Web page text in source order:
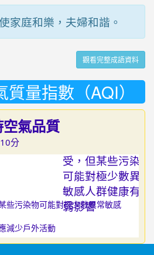
家庭和樂，夫婦和諧。
觀看完整成語資料
量指數（AQI）
氣品質
分
些污染物可能對極少數異常敏感
減少戶外活動